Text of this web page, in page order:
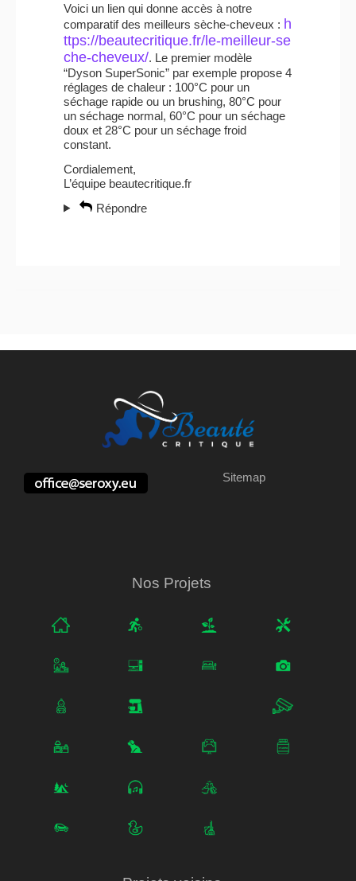
Voici un lien qui donne accès à notre
comparatif des meilleurs sèche-cheveux : h
ttps://beautecritique.fr/le-meilleur-se
che-cheveux/. Le premier modèle
“Dyson SuperSonic” par exemple propose 4
réglages de chaleur : 100°C pour un
séchage rapide ou un brushing, 80°C pour
un séchage normal, 60°C pour un séchage
doux et 28°C pour un séchage froid
constant.
Cordialement,
L’équipe beautecritique.fr
Répondre
Sitemap
Nos Projets